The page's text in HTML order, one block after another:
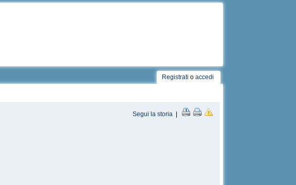
Registrati o accedi
Segui la storia |